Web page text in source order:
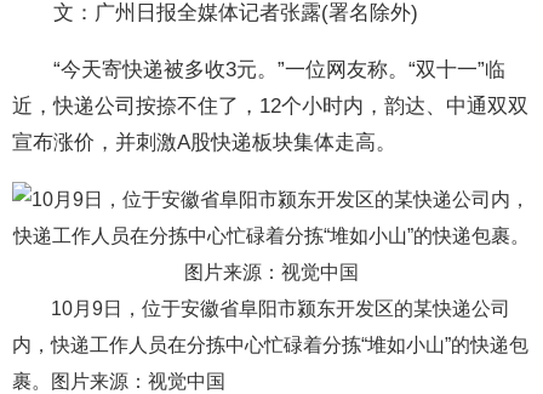
文：广州日报全媒体记者张露(署名除外)
“今天寄快递被多收3元。”一位网友称。“双十一”临
近，快递公司按捺不住了，12个小时内，韵达、中通双双
宣布涨价，并刺激A股快递板块集体走高。
10月9日，位于安徽省阜阳市颍东开发区的某快递公司
内，快递工作人员在分拣中心忙碌着分拣“堆如小山”的快递包
裹。图片来源：视觉中国